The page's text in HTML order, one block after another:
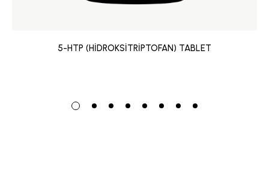
5-HTP (HİDROKSİTRİPTOFAN) TABLET